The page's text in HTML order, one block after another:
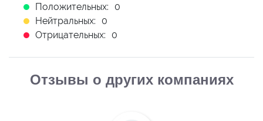
Положительных:
0
Нейтральных:
0
Отрицательных:
0
Отзывы о других компаниях